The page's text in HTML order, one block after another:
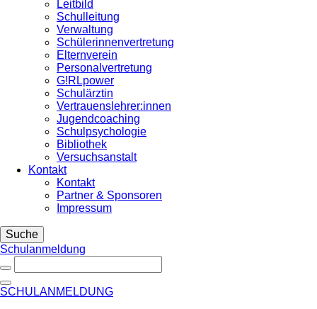
Leitbild
Schulleitung
Verwaltung
Schülerinnenvertretung
Elternverein
Personalvertretung
G!RLpower
Schulärztin
Vertrauenslehrer:innen
Jugendcoaching
Schulpsychologie
Bibliothek
Versuchsanstalt
Kontakt
Kontakt
Partner & Sponsoren
Impressum
Suche
Schulanmeldung
SCHULANMELDUNG